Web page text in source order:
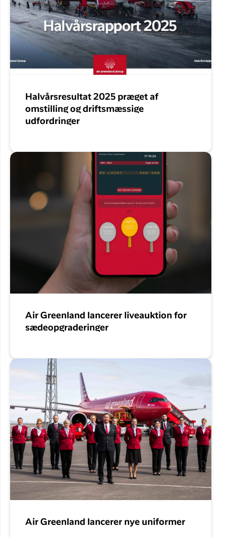
Halvårsresultat 2025 præget af
omstilling og driftsmæssige
udfordringer
Air Greenland lancerer liveauktion for
sædeopgraderinger
Air Greenland lancerer nye uniformer